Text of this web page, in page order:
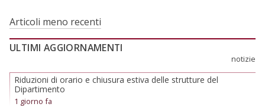
Navigazione
articoli
Articoli meno recenti
ULTIMI AGGIORNAMENTI
notizie
Riduzioni di orario e chiusura estiva delle strutture del
Dipartimento
1 giorno fa